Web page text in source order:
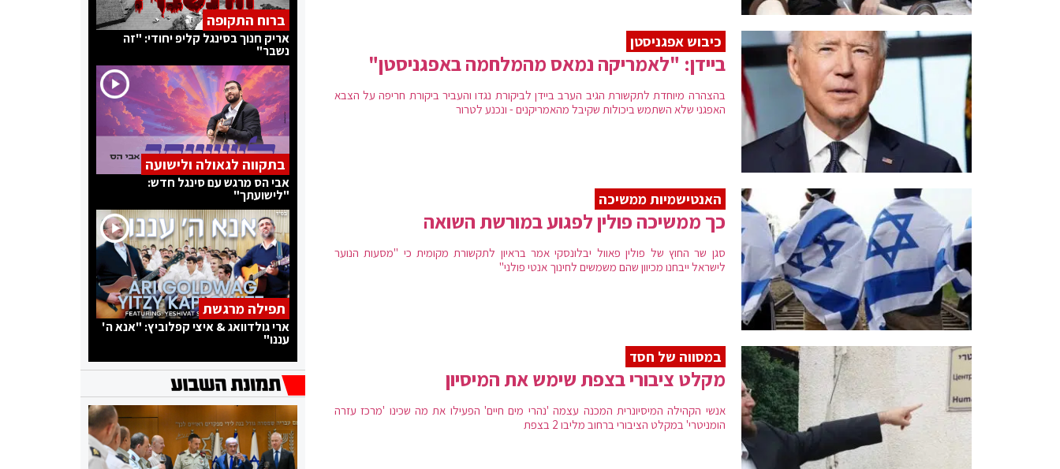
כיבוש אפגניסטן
ביידן: "לאמריקה נמאס מהמלחמה באפגניסטן"
בהצהרה מיוחדת לתקשורת הגיב הערב ביידן לביקורת נגדו והעביר ביקורת חריפה על הצבא
האפגני שלא השתמש ביכולות שקיבל מהאמריקנים - ונכנע לטרור
האנטישמיות ממשיכה
כך ממשיכה פולין לפגוע במורשת השואה
סגן שר החוץ של פולין פאוול יבלונסקי אמר בראיון לתקשורת מקומית כי "מסעות הנוער
לישראל ייבחנו מכיוון שהם משמשים לחינוך אנטי פולני"
במסווה של חסד
מקלט ציבורי בצפת שימש את המיסיון
אנשי הקהילה המיסיונרית המכנה עצמה 'נהרי מים חיים' הפעילו את מה שכינו 'מרכז עזרה
הומניטרי' במקלט הציבורי ברחוב מליבו 2 בצפת
ברוח התקופה
אריק חנוך בסינגל קליפ יחודי: "זה
נשבר"
בתקווה לגאולה ולישועה
אבי הס מרגש עם סינגל חדש:
"לישועתך"
תפילה מרגשת
ארי גולדוואג & איצי קפלוביץ: "אנא ה'
עננו"